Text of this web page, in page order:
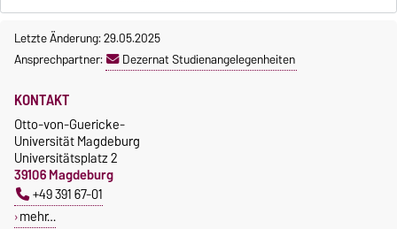
Letzte Änderung: 29.05.2025
Ansprechpartner:
Dezernat Studienangelegenheiten
KONTAKT
Otto-von-Guericke-
Universität Magdeburg
Universitätsplatz 2
39106 Magdeburg
+49 391 67-01
mehr…